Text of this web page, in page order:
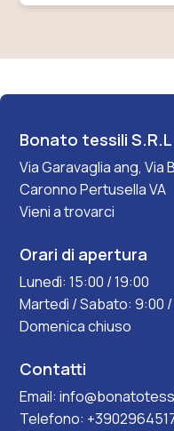
Bonato tessili S.R.L
Via Garavaglia ang, Via
Caronno Pertusella VA
Vieni a trovarci
Orari di apertura
Lunedì: 15:00 / 19:00
Martedì / Sabato: 9:00 /
Domenica chiuso
Contatti
Email:
Telefono: